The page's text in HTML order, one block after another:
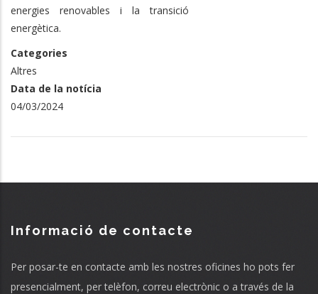
energies renovables i la transició
energètica.
Categories
Altres
Data de la notícia
04/03/2024
Informació de contacte
Per posar-te en contacte amb les nostres oficines ho pots fer
presencialment, per telèfon, correu electrònic o a través de la